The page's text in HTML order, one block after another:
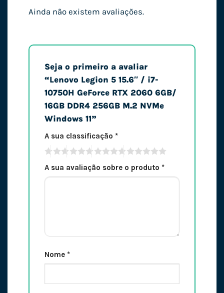
Ainda não existem avaliações.
Seja o primeiro a avaliar
“Lenovo Legion 5 15.6″ / i7-
10750H GeForce RTX 2060 6GB/
16GB DDR4 256GB M.2 NVMe
Windows 11”
A sua classificação *
A sua avaliação sobre o produto *
Nome *